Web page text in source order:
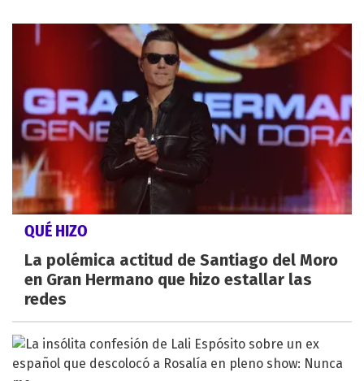
QUÉ HIZO
La polémica actitud de Santiago del Moro
en Gran Hermano que hizo estallar las
redes